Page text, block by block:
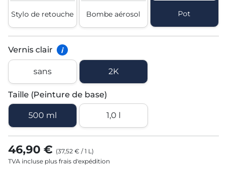
Stylo de retouche Bombe aérosol Pot
Vernis clair i
sans 2K
Taille (Peinture de base)
500 ml 1,0 l
46,90 € (37,52 € /1 L )
TVA incluse plus frais d'expédition